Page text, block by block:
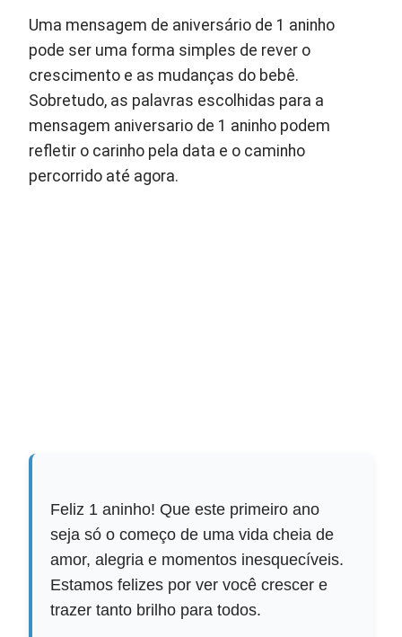
Uma mensagem de aniversário de 1 aninho
pode ser uma forma simples de rever o
crescimento e as mudanças do bebê.
Sobretudo, as palavras escolhidas para a
mensagem aniversario de 1 aninho podem
refletir o carinho pela data e o caminho
percorrido até agora.
Feliz 1 aninho! Que este primeiro ano
seja só o começo de uma vida cheia de
amor, alegria e momentos inesquecíveis.
Estamos felizes por ver você crescer e
trazer tanto brilho para todos.